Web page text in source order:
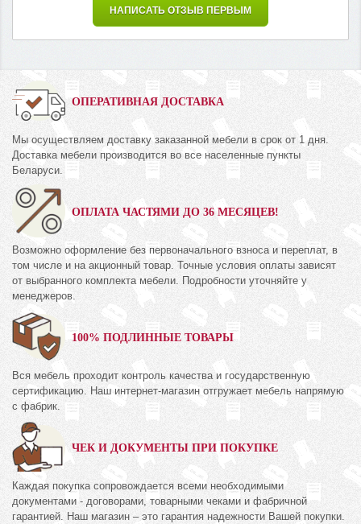
НАПИСАТЬ ОТЗЫВ ПЕРВЫМ
ОПЕРАТИВНАЯ ДОСТАВКА
Мы осуществляем доставку заказанной мебели в срок от 1 дня.
Доставка мебели производится во все населенные пункты
Беларуси.
ОПЛАТА ЧАСТЯМИ ДО 36 МЕСЯЦЕВ!
Возможно оформление без первоначального взноса и переплат, в
том числе и на акционный товар. Точные условия оплаты зависят
от выбранного комплекта мебели. Подробности уточняйте у
менеджеров.
100% ПОДЛИННЫЕ ТОВАРЫ
Вся мебель проходит контроль качества и государственную
сертификацию. Наш интернет-магазин отгружает мебель напрямую
с фабрик.
ЧЕК И ДОКУМЕНТЫ ПРИ ПОКУПКЕ
Каждая покупка сопровождается всеми необходимыми
документами - договорами, товарными чеками и фабричной
гарантией. Наш магазин – это гарантия надежности Вашей покупки.